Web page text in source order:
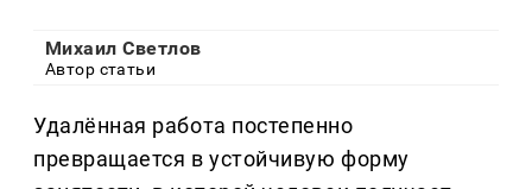
Михаил Светлов
Автор статьи
Удалённая работа постепенно
превращается в устойчивую форму